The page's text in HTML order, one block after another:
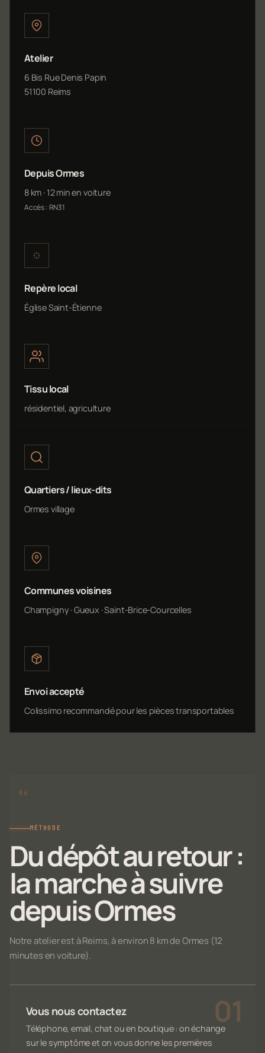
Atelier
6 Bis Rue Denis Papin
51100 Reims
Depuis Ormes
8 km · 12 min en voiture
Accès : RN31
Repère local
Église Saint-Étienne
Tissu local
résidentiel, agriculture
Quartiers / lieux-dits
Ormes village
Communes voisines
Champigny · Gueux · Saint-Brice-Courcelles
Envoi accepté
Colissimo recommandé pour les pièces transportables
MÉTHODE
Du dépôt au retour :
la marche à suivre
depuis Ormes
Notre atelier est à Reims, à environ 8 km de Ormes (12
minutes en voiture).
Vous nous contactez
Téléphone, email, chat ou en boutique : on échange
sur le symptôme et on vous donne les premières